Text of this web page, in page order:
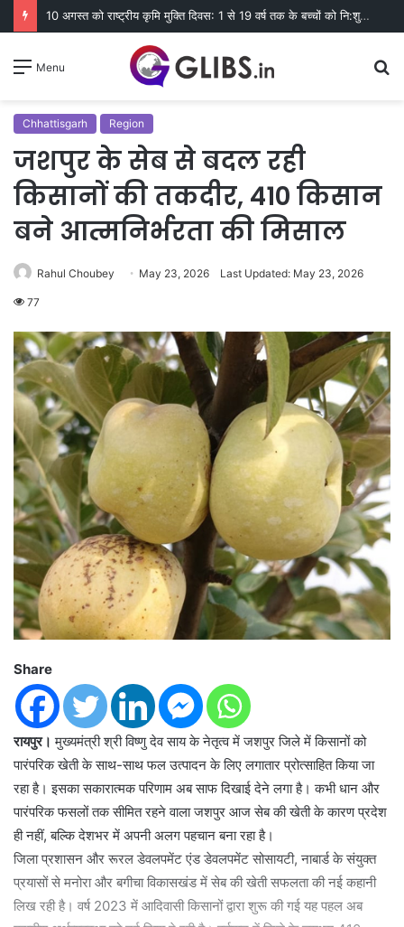
10 अगस्त को राष्ट्रीय कृमि मुक्ति दिवस: 1 से 19 वर्ष तक के बच्चों को नि:शुल्क दी जाएगी एल्बेंडाजोल
Menu
Chhattisgarh Region
जशपुर के सेब से बदल रही
किसानों की तकदीर, 410 किसान
बने आत्मनिर्भरता की मिसाल
Rahul Choubey May 23, 2026 Last Updated: May 23, 2026
77
Share
रायपुर। मुख्यमंत्री श्री विष्णु देव साय के नेतृत्व में जशपुर जिले में किसानों को
पारंपरिक खेती के साथ-साथ फल उत्पादन के लिए लगातार प्रोत्साहित किया जा
रहा है। इसका सकारात्मक परिणाम अब साफ दिखाई देने लगा है। कभी धान और
पारंपरिक फसलों तक सीमित रहने वाला जशपुर आज सेब की खेती के कारण प्रदेश
ही नहीं, बल्कि देशभर में अपनी अलग पहचान बना रहा है।
जिला प्रशासन और रूरल डेवलपमेंट एंड डेवलपमेंट सोसायटी, नाबार्ड के संयुक्त
प्रयासों से मनोरा और बगीचा विकासखंड में सेब की खेती सफलता की नई कहानी
लिख रही है। वर्ष 2023 में आदिवासी किसानों द्वारा शुरू की गई यह पहल अब